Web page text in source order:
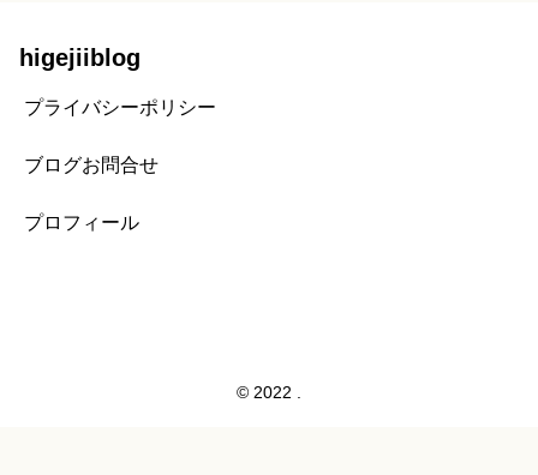
higejiiblog
プライバシーポリシー
ブログお問合せ
プロフィール
© 2022 .